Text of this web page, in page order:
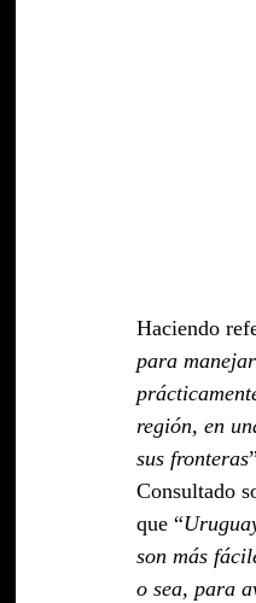
Haciendo
para
región, en
sus fronteras
Consultado
que “
son más
o sea, para